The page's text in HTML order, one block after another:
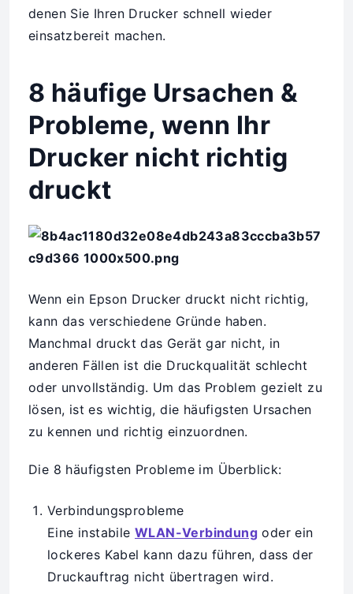
denen Sie Ihren Drucker schnell wieder
einsatzbereit machen.
8 häufige Ursachen &
Probleme, wenn Ihr
Drucker nicht richtig
druckt
Wenn ein Epson Drucker druckt nicht richtig,
kann das verschiedene Gründe haben.
Manchmal druckt das Gerät gar nicht, in
anderen Fällen ist die Druckqualität schlecht
oder unvollständig. Um das Problem gezielt zu
lösen, ist es wichtig, die häufigsten Ursachen
zu kennen und richtig einzuordnen.
Die 8 häufigsten Probleme im Überblick:
Verbindungsprobleme
Eine instabile WLAN-Verbindung oder ein
lockeres Kabel kann dazu führen, dass der
Druckauftrag nicht übertragen wird.